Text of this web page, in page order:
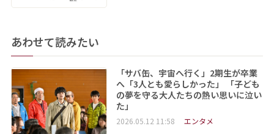
あわせて読みたい
「サバ缶、宇宙へ行く」2期生が卒業
へ「3人とも愛らしかった」 「子ども
の夢を守る大人たちの熱い思いに泣い
た」
2026.05.12 11:58 エンタメ